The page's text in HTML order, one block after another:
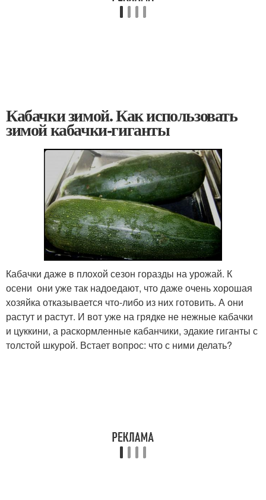
Кабачки зимой. Как использовать
зимой кабачки-гиганты
Кабачки даже в плохой сезон горазды на урожай. К
осени они уже так надоедают, что даже очень хорошая
хозяйка отказывается что-либо из них готовить. А они
растут и растут. И вот уже на грядке не нежные кабачки
и цуккини, а раскормленные кабанчики, эдакие гиганты с
толстой шкурой. Встает вопрос: что с ними делать?